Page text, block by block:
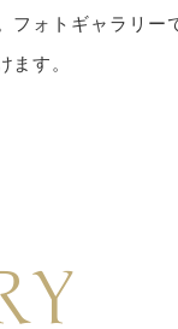
フォトギャラリー
ます。